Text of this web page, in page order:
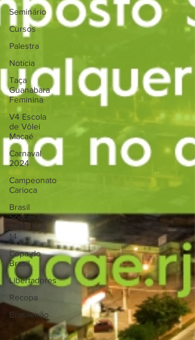
Seminário
Cursos
Palestra
Notícia
Taça
Guanabara
Feminina
V4 Escola
de Vôlei
Macaé
Carnaval
2024
Campeonato
Carioca
Brasil
Soccer Cup
2024 Sub
14
Copa do
Brasil
Libertadores
Recopa
Brasileirão